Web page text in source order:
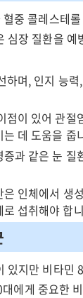
중 콜레스테
심장 질환을 예
하며, 인지 능
점이 있어 관절
데 도움을 줍
과 같은 눈 질
인체에서 생
섭취해야 합
있지만 비타민
에게 중요한